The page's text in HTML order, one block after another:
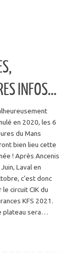
INFOS…
en 2020, les 6
du Mans
bien lieu cette
! Après Ancenis
Laval en
c’est donc
le circuit CIK du
KFS 2021.
plateau sera…